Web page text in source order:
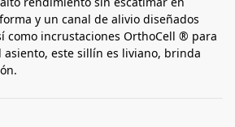
y un canal de alivio diseñados
como incrustaciones OrthoCell ® para
este sillín es liviano, brinda